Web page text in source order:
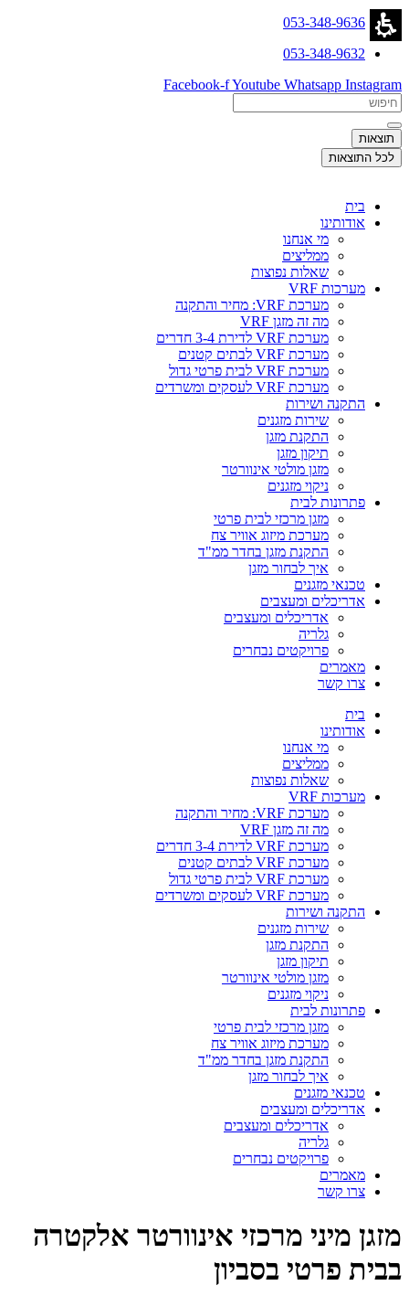
דלג
לתוכן
053-348-9636
053-348-9632
Facebook-fYoutube Whatsapp Instagram
Search
...
תוצאות
לכל התוצאות
בית
אודותינו
מי אנחנו
ממליצים
שאלות נפוצות
מערכות VRF
מערכת VRF: מחיר והתקנה
מה זה מזגן VRF
מערכת VRF לדירת 3-4 חדרים
מערכת VRF לבתים קטנים
מערכת VRF לבית פרטי גדול
מערכת VRF לעסקים ומשרדים
התקנה ושירות
שירות מזגנים
התקנת מזגן
תיקון מזגן
מזגן מולטי אינוורטר
ניקוי מזגנים
פתרונות לבית
מזגן מרכזי לבית פרטי
מערכת מיזוג אוויר צח
התקנת מזגן בחדר ממ"ד
איך לבחור מזגן
טכנאי מזגנים
אדריכלים ומעצבים
אדריכלים ומעצבים
גלריה
פרויקטים נבחרים
מאמרים
צרו קשר
בית
אודותינו
מי אנחנו
ממליצים
שאלות נפוצות
מערכות VRF
מערכת VRF: מחיר והתקנה
מה זה מזגן VRF
מערכת VRF לדירת 3-4 חדרים
מערכת VRF לבתים קטנים
מערכת VRF לבית פרטי גדול
מערכת VRF לעסקים ומשרדים
התקנה ושירות
שירות מזגנים
התקנת מזגן
תיקון מזגן
מזגן מולטי אינוורטר
ניקוי מזגנים
פתרונות לבית
מזגן מרכזי לבית פרטי
מערכת מיזוג אוויר צח
התקנת מזגן בחדר ממ"ד
איך לבחור מזגן
טכנאי מזגנים
אדריכלים ומעצבים
אדריכלים ומעצבים
גלריה
פרויקטים נבחרים
מאמרים
צרו קשר
מזגן מיני מרכזי אינוורטר אלקטרה
בבית פרטי בסביון